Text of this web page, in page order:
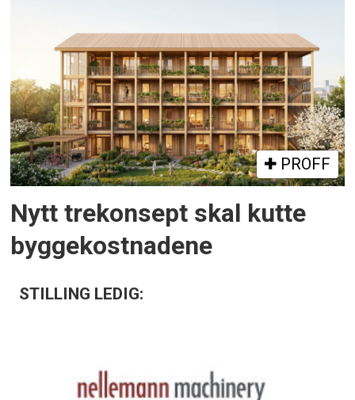
PROFF
Nytt trekonsept skal kutte
byggekostnadene
STILLING LEDIG: